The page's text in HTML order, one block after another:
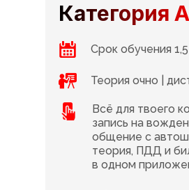
Категория А
Срок обучения
Теория очно |
Всё для твоего
запись на
общение с
теория, ПДД и
в одном